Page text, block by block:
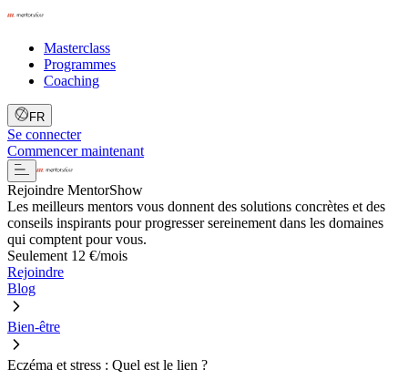
Masterclass
Programmes
Coaching
FR
Se connecter
Commencer maintenant
Rejoindre MentorShow
Les meilleurs mentors vous donnent des solutions concrètes et des
conseils inspirants pour progresser sereinement dans les domaines
qui comptent pour vous.
Seulement 12 €/mois
Rejoindre
Blog
Bien-être
Eczéma et stress : Quel est le lien ?